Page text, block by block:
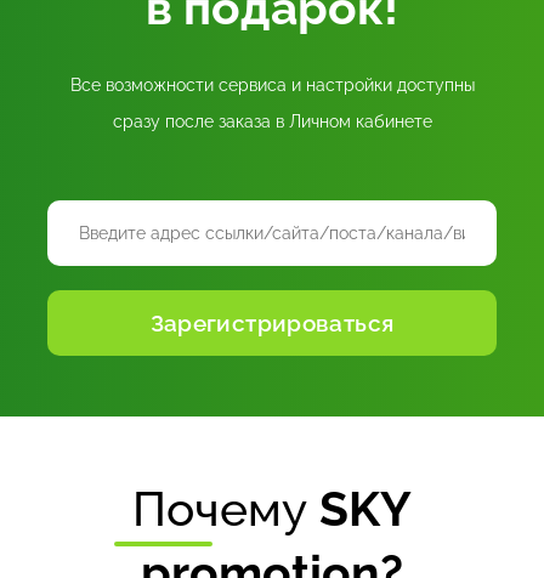
Все возможности сервиса и настройки доступны
сразу после заказа в Личном кабинете
Почему SKY